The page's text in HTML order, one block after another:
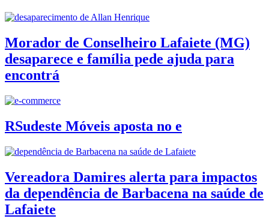
Morador de Conselheiro Lafaiete (MG)
desaparece e família pede ajuda para
encontrá
RSudeste Móveis aposta no e
Vereadora Damires alerta para impactos
da dependência de Barbacena na saúde de
Lafaiete